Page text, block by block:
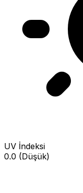
UV İndeksi
0.0 (Düşük)